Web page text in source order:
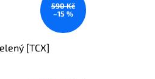
590 Kč
–15 %
[TCX]